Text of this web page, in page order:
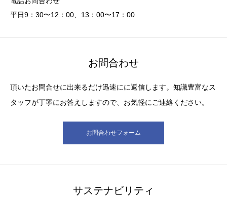
平日9：30〜12：00、13：00〜17：00
お問合わせ
頂いたお問合せに出来るだけ迅速にに返信します。知識豊富なス
タッフが丁寧にお答えしますので、お気軽にご連絡ください。
お問合わせフォーム
サステナビリティ